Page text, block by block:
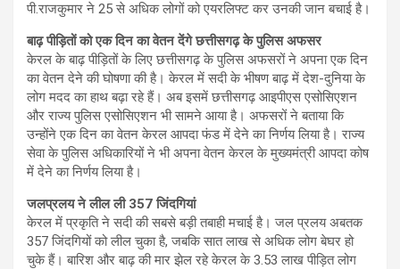
पी.राजकुमार ने 25 से अधिक लोगों को एयरलिफ्ट कर उनकी जान बचाई है।
बाढ़ पीड़ितों को एक दिन का वेतन देंगे छत्तीसगढ़ के पुलिस अफसर
केरल के बाढ़ पीड़ितों के लिए छत्तीसगढ़ के पुलिस अफसरों ने अपना एक दिन
का वेतन देने की घोषणा की है। केरल में सदी के भीषण बाढ़ में देश-दुनिया के
लोग मदद का हाथ बढ़ा रहे हैं। अब इसमें छत्तीसगढ़ आइपीएस एसोसिएशन
और राज्य पुलिस एसोसिएशन भी सामने आया है। अफसरों ने बताया कि
उन्होंने एक दिन का वेतन केरल आपदा फंड में देने का निर्णय लिया है। राज्य
सेवा के पुलिस अधिकारियों ने भी अपना वेतन केरल के मुख्यमंत्री आपदा कोष
में देने का निर्णय लिया है।
जलप्रलय ने लील ली 357 जिंदगियां
केरल में प्रकृति ने सदी की सबसे बड़ी तबाही मचाई है। जल प्रलय अबतक
357 जिंदगियों को लील चुका है, जबकि सात लाख से अधिक लोग बेघर हो
चुके हैं। बारिश और बाढ़ की मार झेल रहे केरल के 3.53 लाख पीड़ित लोग